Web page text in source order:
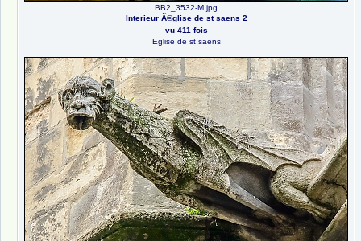
BB2_3532-M.jpg
Interieur Ã©glise de st saens 2
vu 411 fois
Eglise de st saens